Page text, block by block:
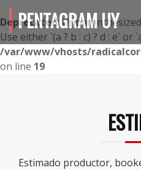
Deprecated: Unparenthesized
Use either `(a ? b : c) ? d : e` or
/var/www/vhosts/
on line 19
PENTAGRAM UY
Estimado productor,